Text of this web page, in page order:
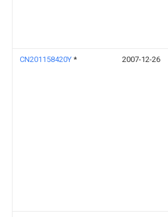
CN201158420Y * 2007-12-26